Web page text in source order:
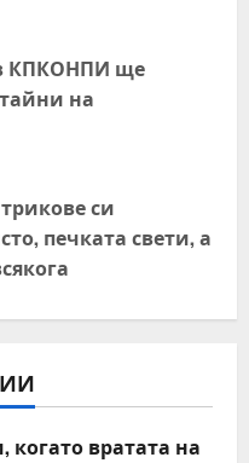
КПКОНПИ ще
на
си
печката свети, а
вратата на